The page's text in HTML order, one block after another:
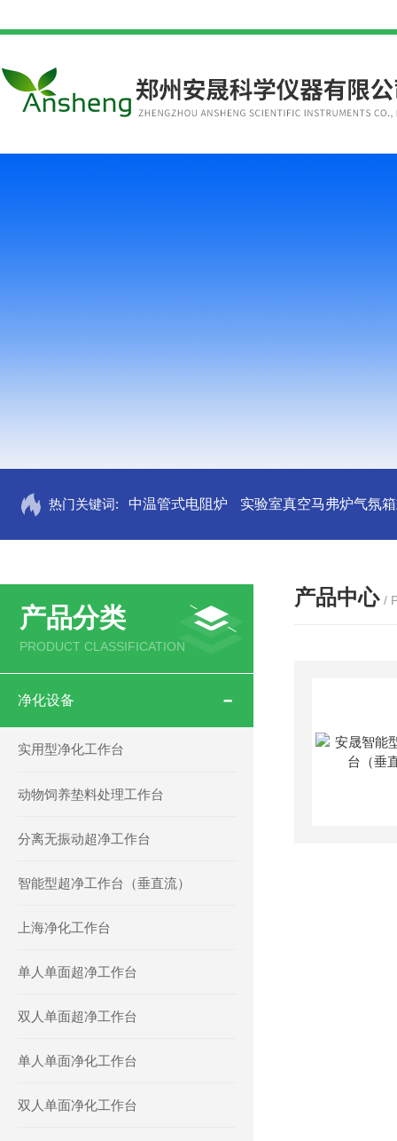
热门关键词: 中温管式电阻炉 实验室真空马弗炉气氛
产品分类
PRODUCT CLASSIFICATION
净化设备
实用型净化工作台
动物饲养垫料处理工作台
分离无振动超净工作台
智能型超净工作台（垂直流）
上海净化工作台
单人单面超净工作台
双人单面超净工作台
单人单面净化工作台
双人单面净化工作台
产品中心 /